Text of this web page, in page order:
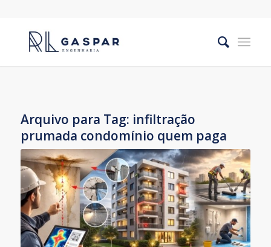
Arquivo para Tag: infiltração
prumada condomínio quem paga